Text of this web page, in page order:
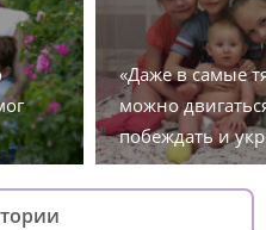
«Даже в самые
можно
побеждать и